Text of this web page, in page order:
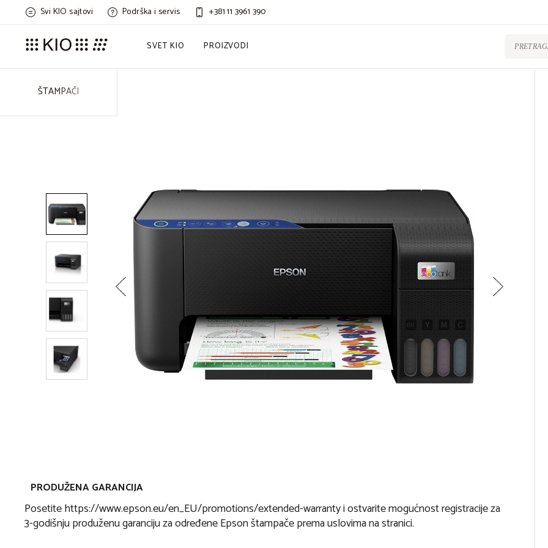
Svi KIO sajtovi Podrška i servis +381 11 3961 390
SVET KIO PROIZVODI
ŠTAMPAČI
PRODUŽENA GARANCIJA
Posetite https://www.epson.eu/en_EU/promotions/extended-warranty i ostvarite mogućnost registracije za
3-godišnju produženu garanciju za određene Epson štampače prema uslovima na stranici.